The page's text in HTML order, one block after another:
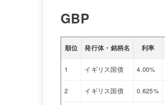
GBP
順位 発行体・銘柄名 利率
1 イギリス国債 4.00%
2 イギリス国債 0.625%